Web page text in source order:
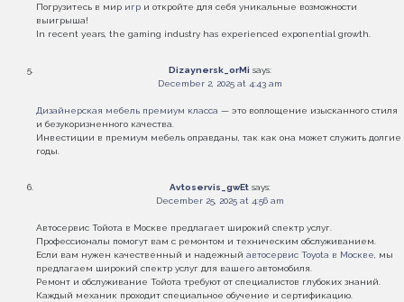
Погрузитесь в мир игр и откройте для себя уникальные возможности
выигрыша!
In recent years, the gaming industry has experienced exponential growth.
Dizaynersk_orMi says:
December 2, 2025 at 4:43 am
Дизайнерская мебель премиум класса — это воплощение изысканного стиля
и безукоризненного качества.
Инвестиции в премиум мебель оправданы, так как она может служить долгие
годы.
Avtoservis_gwEt says:
December 25, 2025 at 4:56 am
Автосервис Тойота в Москве предлагает широкий спектр услуг.
Профессионалы помогут вам с ремонтом и техническим обслуживанием.
Если вам нужен качественный и надежный автосервис Toyota в Москве, мы
предлагаем широкий спектр услуг для вашего автомобиля.
Ремонт и обслуживание Тойота требуют от специалистов глубоких знаний.
Каждый механик проходит специальное обучение и сертификацию.